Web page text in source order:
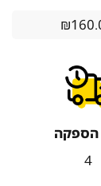
הספקה
4